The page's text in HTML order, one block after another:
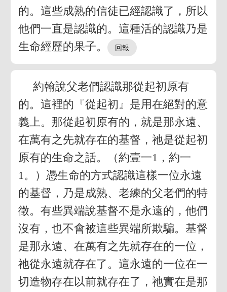
的。這些成熟的信徒已經認識了，所以
他們一直是認識的。這種活的認識乃是
生命經歷的果子。
約翰說父老們認識那從起初原有
的。這裡的『從起初』是用在絕對的意
義上。那從起初原有的，就是那永遠、
在萬有之先就存在的基督，祂是從起初
原有的生命之話。（約壹一1，約一
1。）憑生命的方式認識這樣一位永遠
的基督，乃是成熟、老練的父老們的特
徵。有些異端說基督不是永遠的，他們
沒有，也不會被這些異端所欺騙。基督
是那永遠、在萬有之先就存在的一位，
祂從永遠就存在了。這永遠的一位在一
切造物存在以前就存在了，祂實在是那